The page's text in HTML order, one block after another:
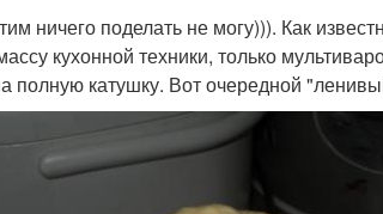
ничего поделать не могу))). Как
кухонной техники, только
полную катушку. Вот очередной